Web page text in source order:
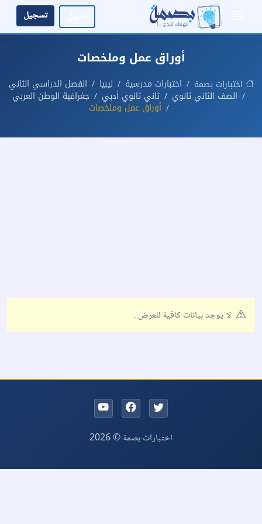
تسجيل
أوراق عمل وملخصات
اختبارات بصمة اختبارات مدرسية ليبيا
الفصل الدراسي الثاني
الصف الثاني ثانوي
ثاني ثانوي أدبي
جغرافية الوطن العربي
أوراق عمل وملخصات
لا يوجد بيانات كافية للعرض .
اختبارات بصمة © 2026